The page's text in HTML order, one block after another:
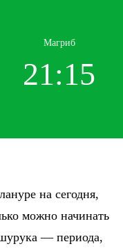
Магриб
21:15
на сегодня,
можно начинать
— периода,